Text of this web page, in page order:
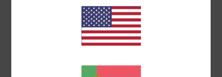
5.0/5
1 AVALIAÇÕES VERIFICADAS